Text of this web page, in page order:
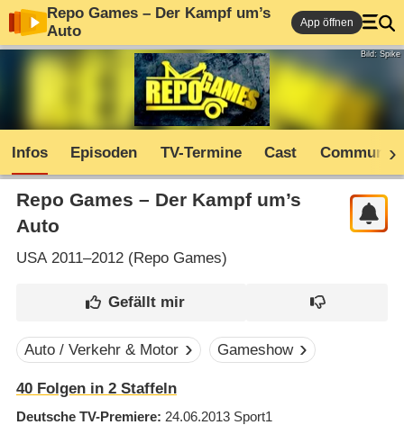
Repo Games – Der Kampf um’s
Auto
App öffnen
Bild: Spike
Infos Episoden TV-Termine Cast Community
Repo Games – Der Kampf um’s
Auto
USA2011–2012 (Repo Games)
Auto / Verkehr & Motor Gameshow
40Folgen in 2Staffeln
Deutsche TV-Premiere 24.06.2013 Sport1